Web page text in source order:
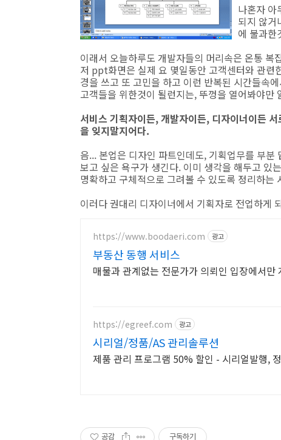
나혼자 아
되지 않거
에 불과한
이래서 오늘하루도 개발자들의 머리속은 온통
저 ppt화면은 실제 요 몇일동안 고객센터와 관련
경을 쓰고 또 고민을 하고 이런 반복된 시간들속
고객들을 위한것이 될런지는, 뚜껑을 열어봐야만
서비스 기획자이든, 개발자이든, 디자이너이든
을 잊지말지어다.
음... 본업은 디자인 파트인데도, 기획업무를 부
보고 싶은 욕구가 생긴다. 이미 생각을 해두고 있
명확하고 구체적으로 그려볼 수 있도록 정리하는
이러다 권대리 디자이너에서 기획자로 전업하게
https://www.boodaeri.com 광고
부동산 동행 서비스
매물과 관계없는 전문가가 의뢰인 입장에서만
https://egreef.com 광고
시리얼/정품/AS 관리솔루션
제품 관리 프로그램 50% 할인 - 시리얼발행,
공감 구독하기